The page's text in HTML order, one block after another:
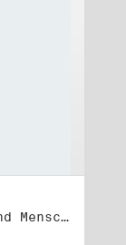
Titel: Initiative Frieden und Menschenrechte, Veröffentlichungen